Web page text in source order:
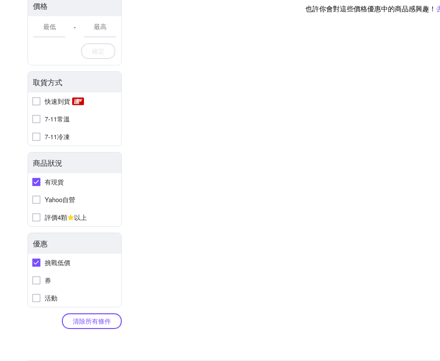
價格
-
確定
取貨方式
快速到貨
7-11常溫
7-11冷凍
商品狀況
有現貨
Yahoo自營
評價4顆
以上
優惠
挑戰低價
券
活動
清除所有條件
也許你會對這些價格優惠中的商品感興趣！